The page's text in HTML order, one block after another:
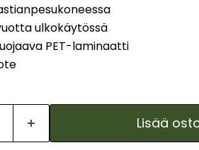
ulkokäytössä
PET-laminaatti
Lisää